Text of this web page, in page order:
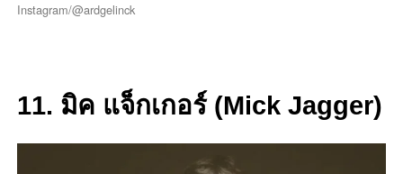
Instagram/@ardgelinck
11. มิค แจ็กเกอร์ (Mick Jagger)